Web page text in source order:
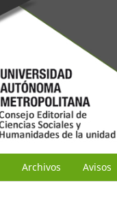
Archivos Avisos